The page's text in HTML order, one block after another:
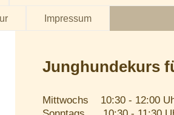
Impressum
Junghundekurs
Mittwochs 10:30 - 12:00